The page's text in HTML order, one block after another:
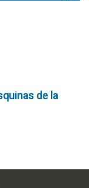
de la